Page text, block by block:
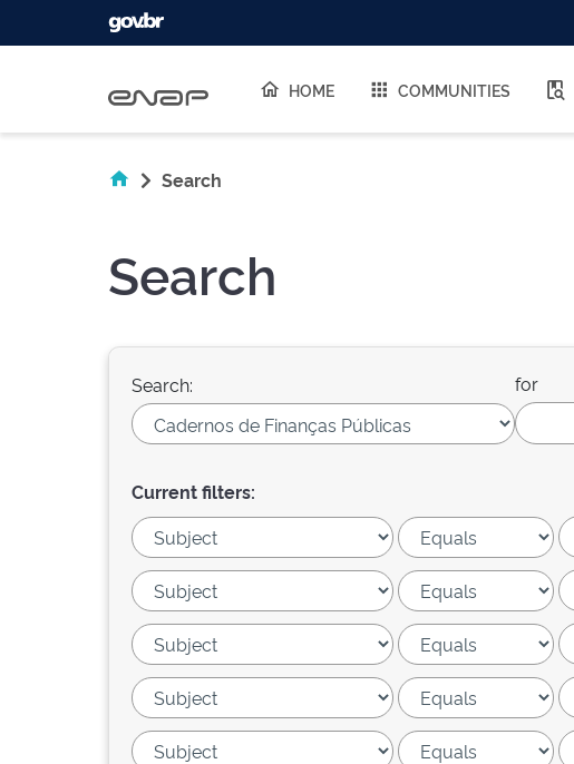
HOME COMMUNITIES
Search
Search
Search: for
Current filters: